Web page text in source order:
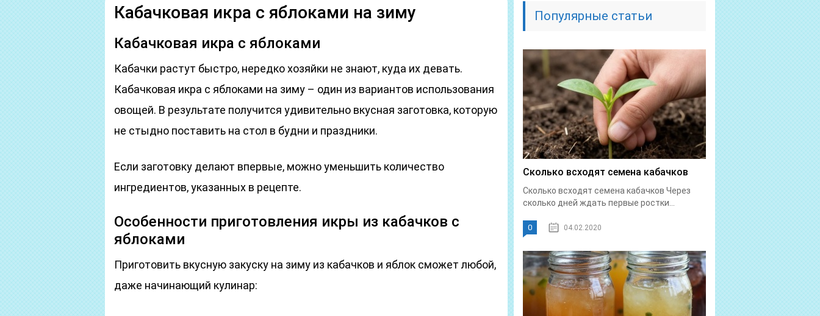
Кабачковая икра с яблоками на зиму
Кабачковая икра с яблоками
Кабачки растут быстро, нередко хозяйки не знают, куда их девать.
Кабачковая икра с яблоками на зиму – один из вариантов использования
овощей. В результате получится удивительно вкусная заготовка, которую
не стыдно поставить на стол в будни и праздники.
Если заготовку делают впервые, можно уменьшить количество
ингредиентов, указанных в рецепте.
Особенности приготовления икры из кабачков с
яблоками
Приготовить вкусную закуску на зиму из кабачков и яблок сможет любой,
даже начинающий кулинар:
Популярные статьи
Сколько всходят семена кабачков
Сколько всходят семена кабачков Через
сколько дней ждать первые ростки...
0 04.02.2020